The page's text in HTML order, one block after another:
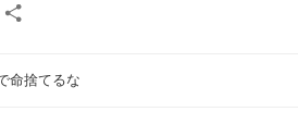
Email
命捨てるな